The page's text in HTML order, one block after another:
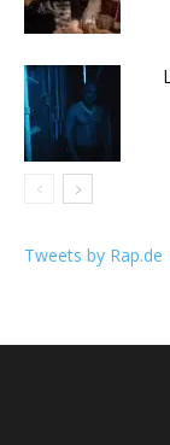
Tweets by Rap.de